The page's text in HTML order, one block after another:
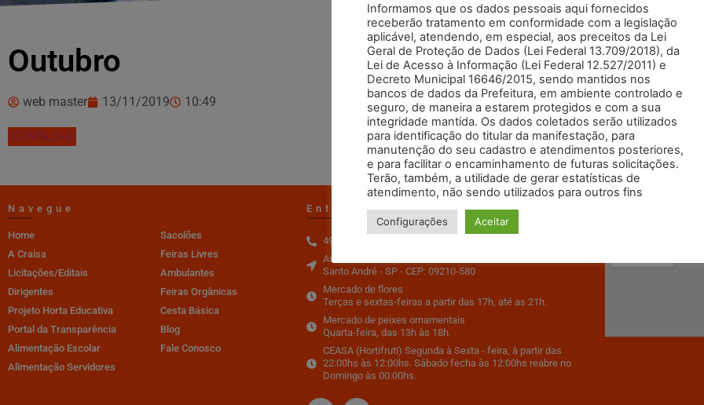
Outubro
web master 13/11/2019 10:49
DOWNLOAD
Navegue
Home
A Craisa
Licitações/Editais
Dirigentes
Projeto Horta Educativa
Portal da Transparência
Alimentação Escolar
Alimentação Servidores
Sacolões
Feiras Livres
Ambulantes
Feiras Orgânicas
Cesta Básica
Blog
Fale Conosco
Entre em Contato
4996-9500
Av. dos Estados, 2195 - Bairro Santa Terezinha
Santo André - SP - CEP: 09210-580
Mercado de flores
Terças e sextas-feiras a partir das 17h, até as 21h.
Mercado de peixes ornamentais
Quarta-feira, das 13h às 18h.
CEASA (Hortifruti) Segunda à Sexta - feira, à partir das
22:00hs às 12:00hs. Sábado fecha às 12:00hs reabre no
Domingo às 00:00hs.
Informamos que os dados pessoais aqui fornecidos
receberão tratamento em conformidade com a legislação
aplicável, atendendo, em especial, aos preceitos da Lei
Geral de Proteção de Dados (Lei Federal 13.709/2018), da
Lei de Acesso à Informação (Lei Federal 12.527/2011) e
Decreto Municipal 16646/2015, sendo mantidos nos
bancos de dados da Prefeitura, em ambiente controlado e
seguro, de maneira a estarem protegidos e com a sua
integridade mantida. Os dados coletados serão utilizados
para identificação do titular da manifestação, para
manutenção do seu cadastro e atendimentos posteriores,
e para facilitar o encaminhamento de futuras solicitações.
Terão, também, a utilidade de gerar estatísticas de
atendimento, não sendo utilizados para outros fins
Configurações Aceitar